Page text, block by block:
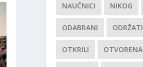
NAUČNICI NIKOG
ODABRANI ODRŽATI
OTKRILI OTVORENA